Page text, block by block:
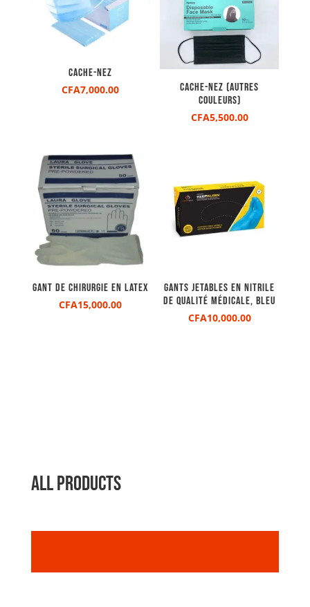
Cache-nez
CFA7,000.00
Cache-nez (Autres
couleurs)
CFA5,500.00
Gant de chirurgie en latex
CFA15,000.00
Gants jetables en nitrile
de qualité médicale, bleu
CFA10,000.00
All Products